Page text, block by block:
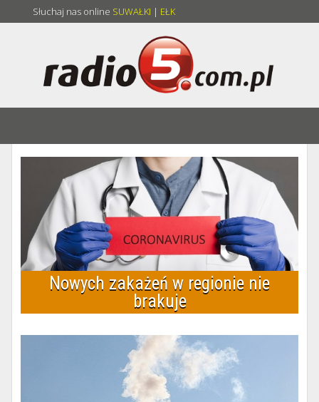
Słuchaj nas online SUWAŁKI | EŁK
Nowych zakażeń w regionie nie
brakuje